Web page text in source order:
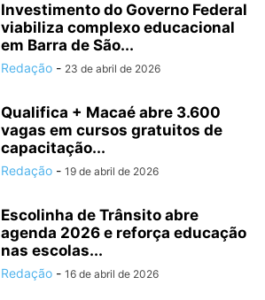
Investimento do Governo Federal
viabiliza complexo educacional
em Barra de São...
Redação - 23 de abril de 2026
Qualifica + Macaé abre 3.600
vagas em cursos gratuitos de
capacitação...
Redação - 19 de abril de 2026
Escolinha de Trânsito abre
agenda 2026 e reforça educação
nas escolas...
Redação - 16 de abril de 2026